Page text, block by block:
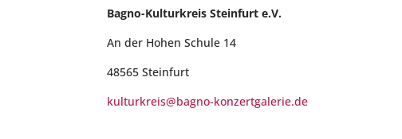
Bagno-Kulturkreis Steinfurt e.V.
An der Hohen Schule 14
48565 Steinfurt
kulturkreis@bagno-konzertgalerie.de